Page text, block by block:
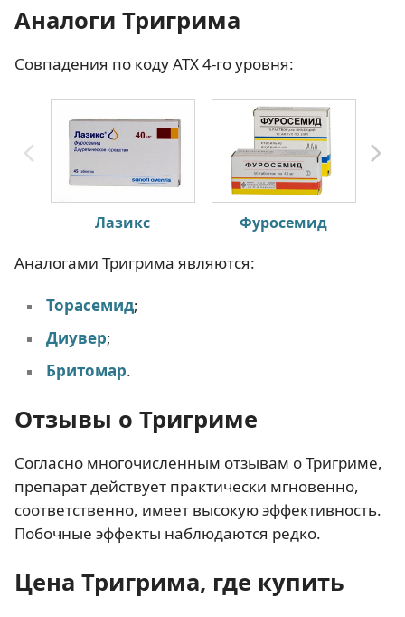
Аналоги Тригрима
Совпадения по коду АТХ 4-го уровня:
Лазикс Фуросемид
Аналогами Тригрима являются:
Торасемид;
Диувер;
Бритомар.
Отзывы о Тригриме
Согласно многочисленным отзывам о Тригриме,
препарат действует практически мгновенно,
соответственно, имеет высокую эффективность.
Побочные эффекты наблюдаются редко.
Цена Тригрима, где купить